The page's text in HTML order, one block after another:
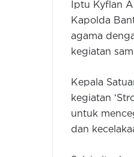
Iptu Kyflan
Kapolda
agama
kegiatan
Kepala
kegiatan
untuk
dan